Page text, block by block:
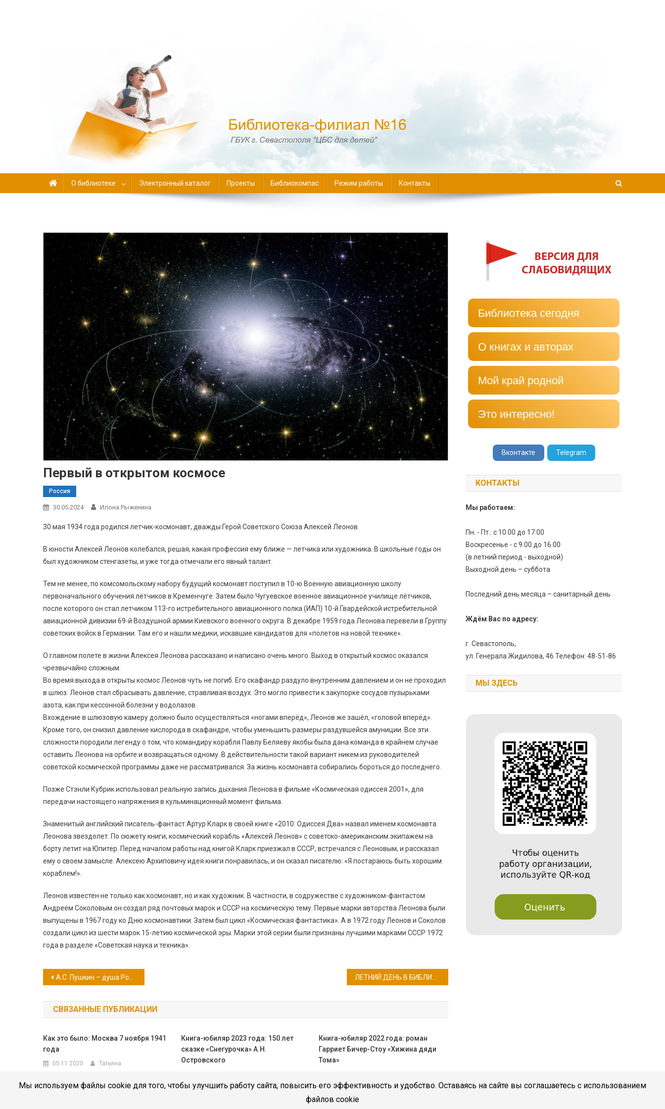
О библиотеке Электронный каталог Проекты Библиокомпас Режим работы Контакты
Первый в открытом космосе
Россия
30.05.2024 Илона Рыженина
30 мая 1934 года родился летчик-космонавт, дважды Герой Советского Союза Алексей Леонов.
В юности Алексей Леонов колебался, решая, какая профессия ему ближе — летчика или художника. В школьные годы он
был художником стенгазеты, и уже тогда отмечали его явный талант.
Тем не менее, по комсомольскому набору будущий космонавт поступил в 10-ю Военную авиационную школу
первоначального обучения лётчиков в Кременчуге. Затем было Чугуевское военное авиационное училище лётчиков,
после которого он стал летчиком 113-го истребительного авиационного полка (ИАП) 10-й Гвардейской истребительной
авиационной дивизии 69-й Воздушной армии Киевского военного округа. В декабре 1959 года Леонова перевели в Группу
советских войск в Германии. Там его и нашли медики, искавшие кандидатов для «полетов на новой технике».
О главном полете в жизни Алексея Леонова рассказано и написано очень много. Выход в открытый космос оказался
чрезвычайно сложным.
Во время выхода в открыты космос Леонов чуть не погиб. Его скафандр раздуло внутренним давлением и он не проходил
в шлюз. Леонов стал сбрасывать давление, стравливая воздух. Это могло привести к закупорке сосудов пузырьками
азота, как при кессонной болезни у водолазов.
Вхождение в шлюзовую камеру должно было осуществляться «ногами вперёд», Леонов же зашёл, «головой вперёд».
Кроме того, он снизил давление кислорода в скафандре, чтобы уменьшить размеры раздувшейся амуниции. Все эти
сложности породили легенду о том, что командиру корабля Павлу Беляеву якобы была дана команда в крайнем случае
оставить Леонова на орбите и возвращаться одному. В действительности такой вариант никем из руководителей
советской космической программы даже не рассматривался. За жизнь космонавта собирались бороться до последнего.
Позже Стэнли Кубрик использовал реальную запись дыхания Леонова в фильме «Космическая одиссея 2001», для
передачи настоящего напряжения в кульминационный момент фильма.
Знаменитый английский писатель-фантаст Артур Кларк в своей книге «2010: Одиссея Два» назвал именем космонавта
Леонова звездолет. По сюжету книги, космический корабль «Алексей Леонов» с советско-американским экипажем на
борту летит на Юпитер. Перед началом работы над книгой Кларк приезжал в СССР, встречался с Леоновым, и рассказал
ему о своем замысле. Алексею Архиповичу идея книги понравилась, и он сказал писателю: «Я постараюсь быть хорошим
кораблем!».
Леонов известен не только как космонавт, но и как художник. В частности, в содружестве с художником-фантастом
Андреем Соколовым он создал ряд почтовых марок и СССР на космическую тему. Первые марки авторства Леонова были
выпущены в 1967 году ко Дню космонавтики. Затем был цикл «Космическая фантастика». А в 1972 году Леонов и Соколов
создали цикл из шести марок 15-летию космической эры. Марки этой серии были признаны лучшими марками СССР 1972
года в разделе «Советская наука и техника».
Навигация
по
записям
А.С. Пушкин – душа России
СВЯЗАННЫЕ ПУБЛИКАЦИИ
Как это было: Москва 7 ноября 1941
года
05.11.2020 Татьяна
Книга-юбиляр 2023 года: 150 лет
сказке «Снегурочка» А.Н.
Островского
Книга-юбиляр 2022 года: роман
Гарриет Бичер-Стоу «Хижина дяди
Тома»
Библиотека сегодня
О книгах и авторах
Мой край родной
Это интересно!
Вконтакте Telegram
КОНТАКТЫ
Мы работаем:
Пн. - Пт.: с 10.00 до 17.00
Воскресенье - с 9.00 до 16.00
(в летний период - выходной)
Выходной день – суббота
Последний день месяца – санитарный день
Ждём Вас по адресу:
г. Севастополь,
ул. Генерала Жидилова, 46 Телефон: 48-51-86
МЫ ЗДЕСЬ
Мы используем файлы cookie для того, чтобы улучшить работу сайта, повысить его эффективность и удобство. Оставаясь на сайте вы соглашаетесь с использованием
файлов cookie